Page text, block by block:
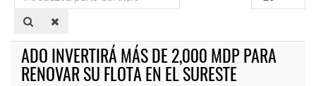
parte
del
a
ADO INVERTIRÁ MÁS DE 2,000 MDP PARA
RENOVAR SU FLOTA EN EL SURESTE